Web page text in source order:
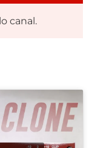
canal.